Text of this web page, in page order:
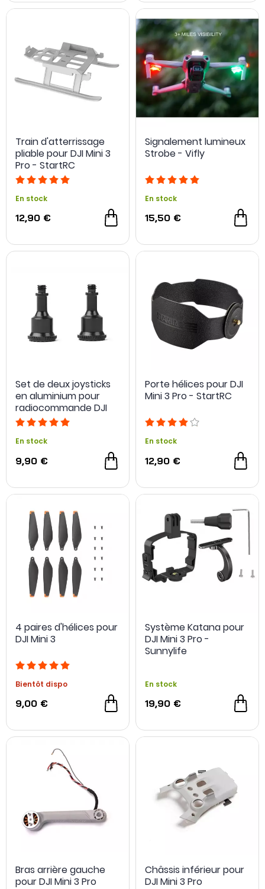
Train d'atterrissage
pliable pour DJI Mini 3
Pro - StartRC
En stock
12,90 €
Signalement lumineux
Strobe - Vifly
En stock
15,50 €
Set de deux joysticks
en aluminium pour
radiocommande DJI
RC-N1 - Sunnylife
En stock
9,90 €
Porte hélices pour DJI
Mini 3 Pro - StartRC
En stock
12,90 €
4 paires d'hélices pour
DJI Mini 3
Bientôt dispo
9,00 €
Système Katana pour
DJI Mini 3 Pro -
Sunnylife
En stock
19,90 €
Bras arrière gauche
pour DJI Mini 3 Pro
Châssis inférieur pour
DJI Mini 3 Pro